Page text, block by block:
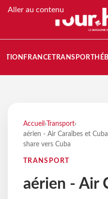
Aller au contenu
FRANCETRANSPORT
Accueil › Transport›
aérien - Air Caraïbes et
share vers Cuba
TRANSPORT
aérien - Air